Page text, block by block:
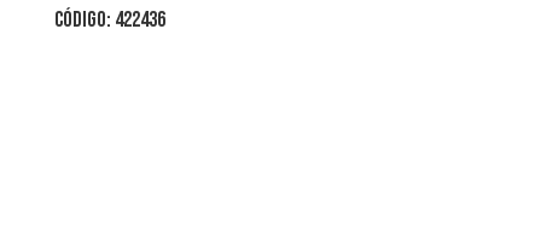
CÓDIGO: 422436